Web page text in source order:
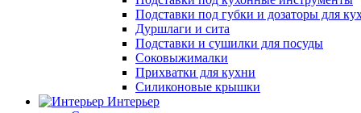
Подставки под губки и дозаторы для
Дуршлаги и сита
Подставки и сушилки для посуды
Соковыжималки
Прихватки для кухни
Силиконовые крышки
Интерьер